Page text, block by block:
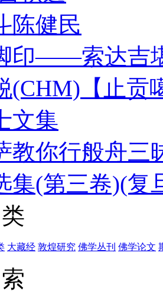
陈健民
印——索达吉
(CHM)【止贡
文集
教你行般舟三
集(第三卷)(复
大藏经 敦煌研究 佛学丛刊 佛学论文